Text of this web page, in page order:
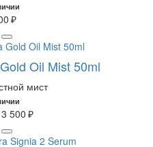
₽
Oil Mist 50ml
мист
3 500 ₽